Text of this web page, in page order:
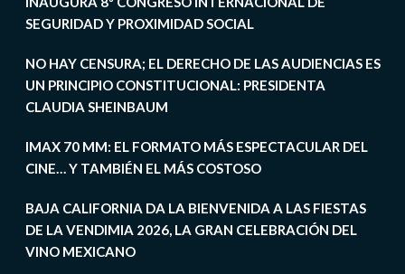
SEGURIDAD Y PROXIMIDAD SOCIAL
NO HAY CENSURA; EL DERECHO DE LAS AUDIENCIAS ES
UN PRINCIPIO CONSTITUCIONAL: PRESIDENTA
CLAUDIA SHEINBAUM
IMAX 70 MM: EL FORMATO MÁS ESPECTACULAR DEL
CINE… Y TAMBIÉN EL MÁS COSTOSO
BAJA CALIFORNIA DA LA BIENVENIDA A LAS FIESTAS
DE LA VENDIMIA 2026, LA GRAN CELEBRACIÓN DEL
VINO MEXICANO